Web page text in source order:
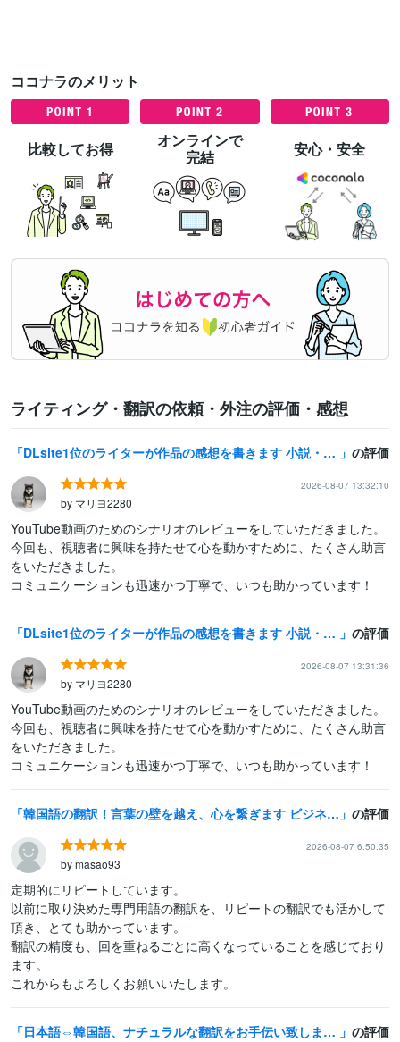
ココナラのメリット
比較してお得
オンラインで
完結
安心・安全
ライティング・翻訳の依頼・外注の評価・感想
DLsite1位のライターが作品の感想を書きます 小説・漫画・シナリオを読んで作品の魅力を言葉にして伝えます の評価
2026-08-07 13:32:10
by マリヨ2280
YouTube動画のためのシナリオのレビューをしていただきました。
今回も、視聴者に興味を持たせて心を動かすために、たくさん助言
をいただきました。
コミュニケーションも迅速かつ丁寧で、いつも助かっています！
DLsite1位のライターが作品の感想を書きます 小説・漫画・シナリオを読んで作品の魅力を言葉にして伝えます の評価
2026-08-07 13:31:36
by マリヨ2280
YouTube動画のためのシナリオのレビューをしていただきました。
今回も、視聴者に興味を持たせて心を動かすために、たくさん助言
をいただきました。
コミュニケーションも迅速かつ丁寧で、いつも助かっています！
韓国語の翻訳！言葉の壁を越え、心を繋ぎます ビジネスから推し活まで、迅速かつ正確に翻訳いたします。 の評価
2026-08-07 6:50:35
by masao93
定期的にリピートしています。
以前に取り決めた専門用語の翻訳を、リピートの翻訳でも活かして
頂き、とても助かっています。
翻訳の精度も、回を重ねるごとに高くなっていることを感じており
ます。
これからもよろしくお願いいたします。
日本語⇔韓国語、ナチュラルな翻訳をお手伝い致します 日本語の良さを生かした翻訳をモットーに！マニアックなご依頼可 の評価